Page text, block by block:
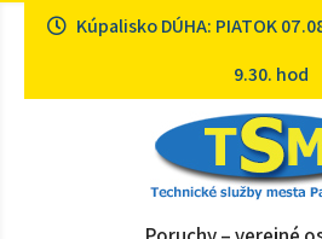
Kúpalisko DÚHA: PIATOK
9.30. hod
Sme tu pre vás